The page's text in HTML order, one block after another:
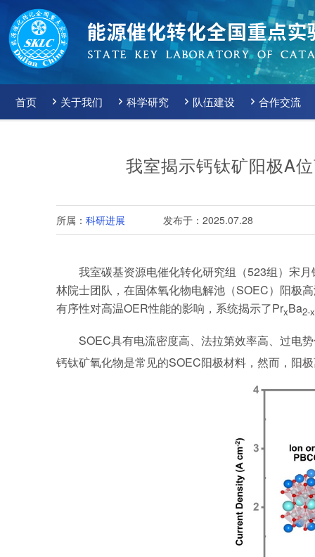
首页 关于我们 科学研究 队伍建设 合作交流
我室揭示钙钛矿阳极A
所属： 科研进展 发布于：2025.07.28
我室碳基资源电催化转化研究组（523组）宋
林院士团队，在固体氧化物电解池（SOEC）阳极
有序性对高温OER性能的影响，系统揭示了PrxBa2-x
SOEC具有电流密度高、法拉第效率高、过电
钙钛矿氧化物是常见的SOEC阳极材料，然而，阳